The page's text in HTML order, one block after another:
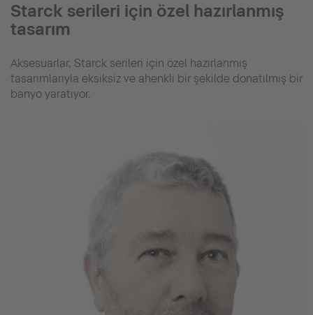
Starck serileri için özel hazırlanmış
tasarım
Aksesuarlar, Starck serileri için özel hazırlanmış
tasarımlarıyla eksiksiz ve ahenkli bir şekilde donatılmış bir
banyo yaratıyor.